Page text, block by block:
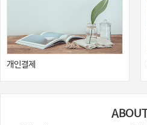
개인결제
ABOUT